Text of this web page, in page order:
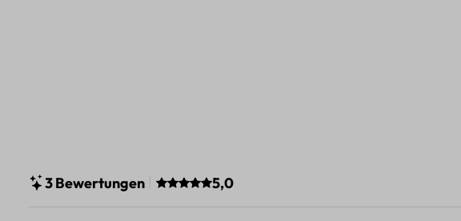
3 Bewertungen Durchschnittliche Bewertung von 5 von 5
5,0